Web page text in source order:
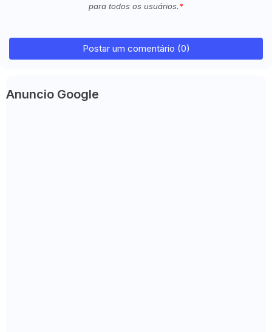
para todos os usuários.
Postar um comentário (0)
Anuncio Google